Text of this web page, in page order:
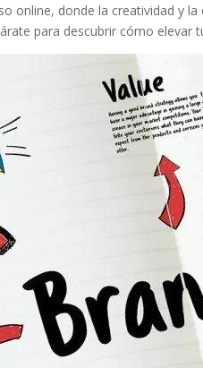
online, donde la⁢ creatividad y
para descubrir cómo elevar